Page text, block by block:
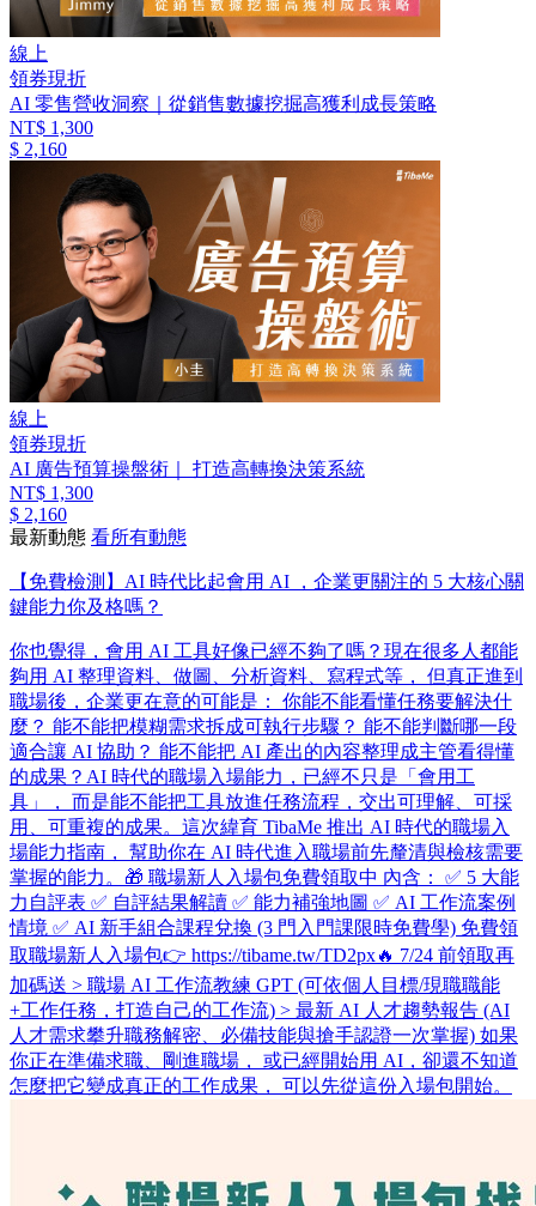
線上
領券現折
AI 零售營收洞察｜從銷售數據挖掘高獲利成長策略
NT$ 1,300
$ 2,160
線上
領券現折
AI 廣告預算操盤術｜ 打造高轉換決策系統
NT$ 1,300
$ 2,160
最新動態 看所有動態
【免費檢測】AI 時代比起會用 AI ，企業更關注的 5 大核心關
鍵能力你及格嗎？
你也覺得，會用 AI 工具好像已經不夠了嗎？ ​ 現在很多人都能
夠用 AI 整理資料、做圖、分析資料、寫程式等， 但真正進到
職場後，企業更在意的可能是： 你能不能看懂任務要解決什
麼？ 能不能把模糊需求拆成可執行步驟？ 能不能判斷哪一段
適合讓 AI 協助？ 能不能把 AI 產出的內容整理成主管看得懂
的成果？ ​ AI 時代的職場入場能力，已經不只是「會用工
具」， 而是能不能把工具放進任務流程，交出可理解、可採
用、可重複的成果。 ​ 這次緯育 TibaMe 推出 AI 時代的職場入
場能力指南， 幫助你在 AI 時代進入職場前先釐清與檢核需要
掌握的能力。 ​ 🎁 職場新人入場包免費領取中 內含： ✅ 5 大能
力自評表 ✅ 自評結果解讀 ✅ 能力補強地圖 ✅ AI 工作流案例
情境 ✅ AI 新手組合課程兌換 (3 門入門課限時免費學) 免費領
取職場新人入場包👉 https://tibame.tw/TD2px ​ 🔥 7/24 前領取再
加碼送 > 職場 AI 工作流教練 GPT (可依個人目標/現職職能
+工作任務，打造自己的工作流) > 最新 AI 人才趨勢報告 (AI
人才需求攀升職務解密、必備技能與搶手認證一次掌握) 如果
你正在準備求職、剛進職場， 或已經開始用 AI，卻還不知道
怎麼把它變成真正的工作成果， 可以先從這份入場包開始。 ​